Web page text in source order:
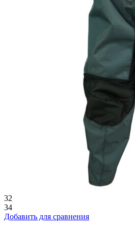
странице
товара.
32
34
Добавить для сравнения